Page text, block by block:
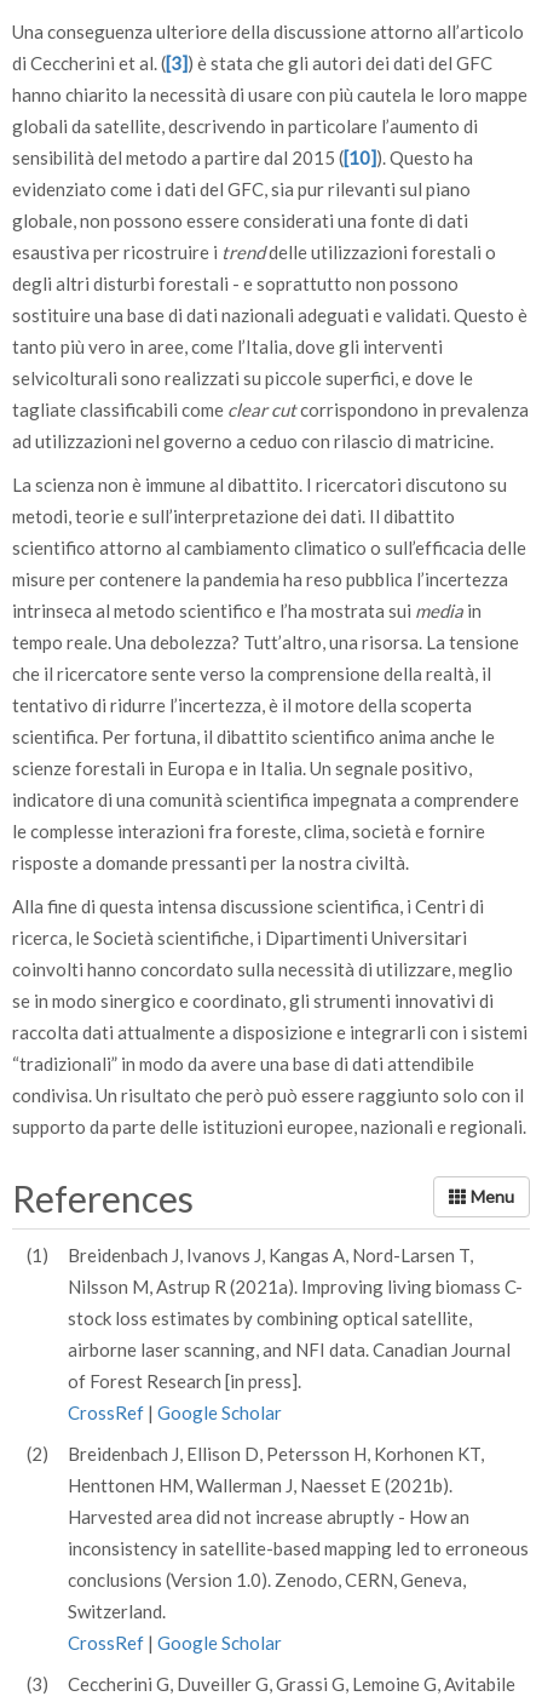
Una conseguenza ulteriore della discussione attorno all’articolo
di Ceccherini et al. ([3]) è stata che gli autori dei dati del GFC
hanno chiarito la necessità di usare con più cautela le loro mappe
globali da satellite, descrivendo in particolare l’aumento di
sensibilità del metodo a partire dal 2015 ([10]). Questo ha
evidenziato come i dati del GFC, sia pur rilevanti sul piano
globale, non possono essere considerati una fonte di dati
esaustiva per ricostruire i trenddelle utilizzazioni forestali o
degli altri disturbi forestali - e soprattutto non possono
sostituire una base di dati nazionali adeguati e validati. Questo è
tanto più vero in aree, come l’Italia, dove gli interventi
selvicolturali sono realizzati su piccole superfici, e dove le
tagliate classificabili come clear cutcorrispondono in prevalenza
ad utilizzazioni nel governo a ceduo con rilascio di matricine.
La scienza non è immune al dibattito. I ricercatori discutono su
metodi, teorie e sull’interpretazione dei dati. Il dibattito
scientifico attorno al cambiamento climatico o sull’efficacia delle
misure per contenere la pandemia ha reso pubblica l’incertezza
intrinseca al metodo scientifico e l’ha mostrata sui media in
tempo reale. Una debolezza? Tutt’altro, una risorsa. La tensione
che il ricercatore sente verso la comprensione della realtà, il
tentativo di ridurre l’incertezza, è il motore della scoperta
scientifica. Per fortuna, il dibattito scientifico anima anche le
scienze forestali in Europa e in Italia. Un segnale positivo,
indicatore di una comunità scientifica impegnata a comprendere
le complesse interazioni fra foreste, clima, società e fornire
risposte a domande pressanti per la nostra civiltà.
Alla fine di questa intensa discussione scientifica, i Centri di
ricerca, le Società scientifiche, i Dipartimenti Universitari
coinvolti hanno concordato sulla necessità di utilizzare, meglio
se in modo sinergico e coordinato, gli strumenti innovativi di
raccolta dati attualmente a disposizione e integrarli con i sistemi
“tradizionali” in modo da avere una base di dati attendibile
condivisa. Un risultato che però può essere raggiunto solo con il
supporto da parte delle istituzioni europee, nazionali e regionali.
References
(1)
Breidenbach J, Ivanovs J, Kangas A, Nord-Larsen T,
Nilsson M, Astrup R (2021a). Improving living biomass C-
stock loss estimates by combining optical satellite,
airborne laser scanning, and NFI data. Canadian Journal
of Forest Research [in press].
CrossRef | Google Scholar
(2)
Breidenbach J, Ellison D, Petersson H, Korhonen KT,
Henttonen HM, Wallerman J, Naesset E (2021b).
Harvested area did not increase abruptly - How an
inconsistency in satellite-based mapping led to erroneous
conclusions (Version 1.0). Zenodo, CERN, Geneva,
Switzerland.
CrossRef | Google Scholar
(3)
Ceccherini G, Duveiller G, Grassi G, Lemoine G, Avitabile